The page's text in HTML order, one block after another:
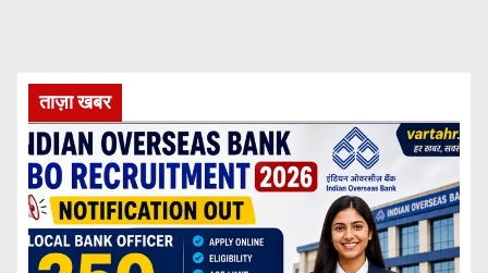
ताज़ा खबर